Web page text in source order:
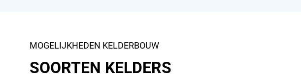
MOGELIJKHEDEN KELDERBOUW
SOORTEN KELDERS